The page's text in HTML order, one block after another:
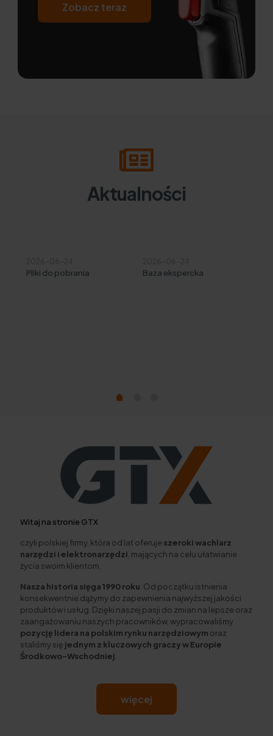
Zobacz teraz
Aktualności
Pliki do pobrania Baza ekspercka
Witaj na stronie GTX
czyli polskiej firmy, która od lat oferuje szeroki wachlarz
narzędzi i elektronarzędzi , mających na celu ułatwianie
życia swoim klientom.
Nasza historia sięga 1990 roku . Od początku istnienia
konsekwentnie dążymy do zapewnienia najwyższej jakości
produktów i usług. Dzięki naszej pasji do zmian na lepsze oraz
zaangażowaniu naszych pracowników, wypracowaliśmy
pozycję lidera na polskim rynku narzędziowym oraz
staliśmy się jednym z kluczowych graczy w Europie
Środkowo-Wschodniej
więcej